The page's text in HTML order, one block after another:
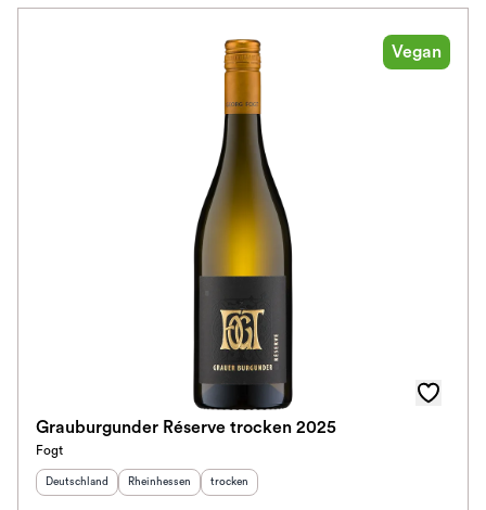
Vegan
Grauburgunder Réserve trocken 2025
Fogt
Herkunftsland
Deutschland Herkunftsregion :
Rheinhessen Geschmack
trocken